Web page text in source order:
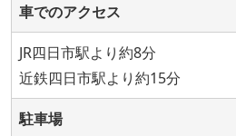
車でのアクセス
JR四日市駅より約8分
近鉄四日市駅より約15分
駐車場